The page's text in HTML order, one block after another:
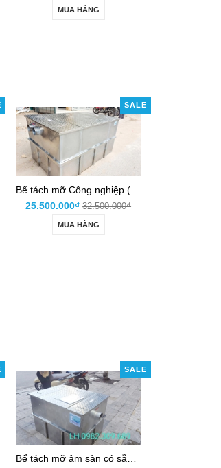
MUA HÀNG
SALE
Bể tách mỡ Công nghiệp (Inox 304: 1-3m3)
25.500.000₫ 32.500.000₫
MUA HÀNG
SALE
Bể tách mỡ âm sàn có sẵn giá tốt thị trường (VINACEE tư vấn tốt cho bạn)